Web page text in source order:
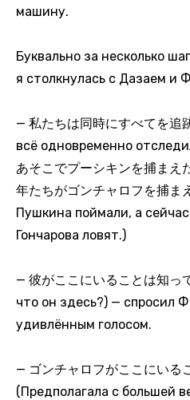
машину.
Буквально за несколько
я столкнулась с Дазаем и
— 私たちは同時にすべてを
всё одновременно
あそこでプーシキンを捕まえ
年たちがゴンチャロフを捕
Пушкина поймали, а
Гончарова ловят.)
— 彼がここにいることは知っ
что он здесь?) — спросил
удивлённым голосом.
— ゴンチャロフがここにいる
(Предполагала с большей